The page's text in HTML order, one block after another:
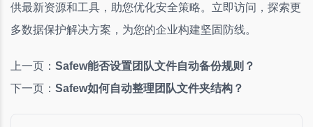
供最新资源和工具，助您优化安全策略。立即访问，探索更
多数据保护解决方案，为您的企业构建坚固防线。
上一页： Safew能否设置团队文件自动备份规则？
下一页： Safew如何自动整理团队文件夹结构？